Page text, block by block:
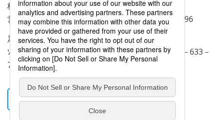
株式会社足利銀行
営業推進部（担当：髙橋） 連絡先：028－626－0696
足利興業株式会社
ｿﾘｭｰｼｮﾝ推進室（担当：小林、大倉） 連絡先：028－633－
7295
お申込み